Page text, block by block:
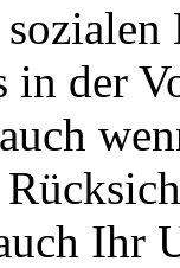
in der
Ihr